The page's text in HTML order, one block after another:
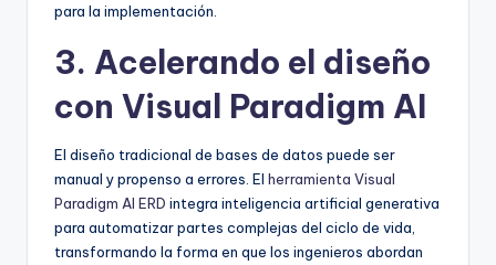
para la implementación.
3. Acelerando el diseño
con Visual Paradigm AI
El diseño tradicional de bases de datos puede ser
manual y propenso a errores. El herramienta Visual
Paradigm AI ERD integra inteligencia artificial generativa
para automatizar partes complejas del ciclo de vida,
transformando la forma en que los ingenieros abordan